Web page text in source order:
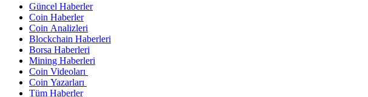
Güncel Haberler
Coin Haberler
Coin Analizleri
Blockchain Haberleri
Borsa Haberleri
Mining Haberleri
Coin Videoları
Coin Yazarları
Tüm Haberler